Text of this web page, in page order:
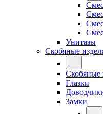
Унитазы
Скобяные
Скобяные
Глазки
Замки